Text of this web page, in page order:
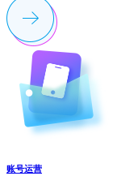
账号运营